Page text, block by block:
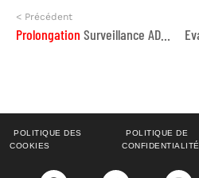
< Précédent
Prolongation Surveillance ADSM TB Résistante
POLITIQUE DES
COOKIES
POLITIQUE DE
CONFIDENTIALITÉ